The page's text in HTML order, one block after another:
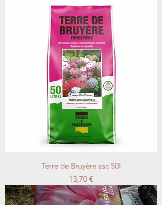
Terre de Bruyère sac 50l
Prix
13,70 €